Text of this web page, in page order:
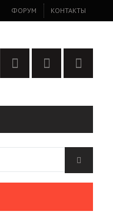
ФОРУМ КОНТАКТЫ